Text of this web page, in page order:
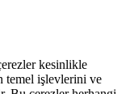
kesinlikle
temel işlevlerini ve